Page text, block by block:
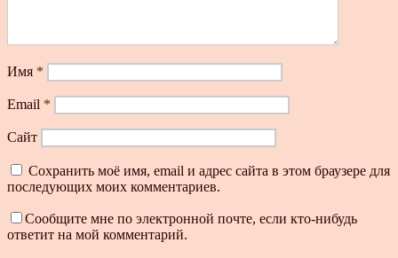
Имя *
Email *
Сайт
Сохранить моё имя, email и адрес сайта в этом браузере для
последующих моих комментариев.
Сообщите мне по электронной почте, если кто-нибудь
ответит на мой комментарий.